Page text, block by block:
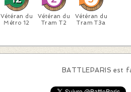
Vétéran du
Métro 12
Vétéran du
Tram T2
Vétéran du
Tram T3a
BATTLEPARIS est